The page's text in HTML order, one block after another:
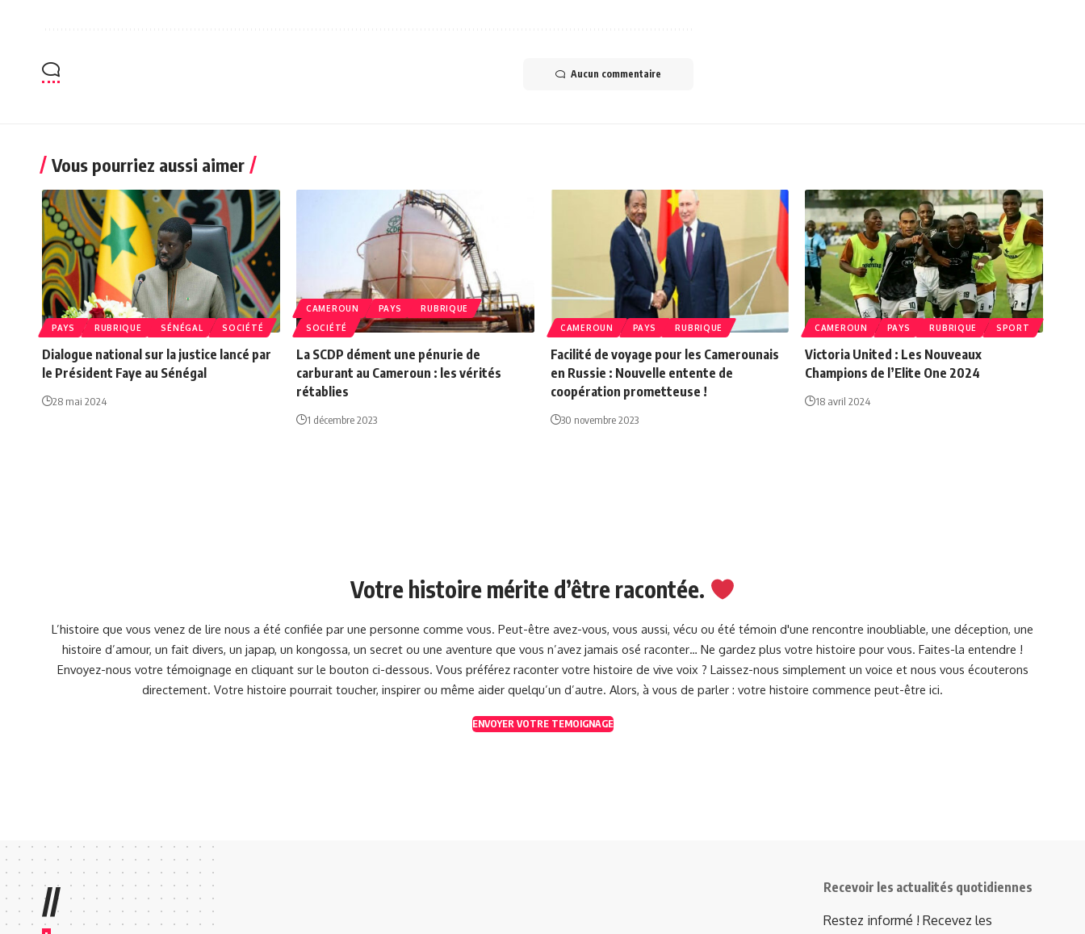
Aucun commentaire
Vous pourriez aussi aimer
PAYS RUBRIQUE SÉNÉGAL SOCIÉTÉ
Dialogue national sur la justice lancé par
le Président Faye au Sénégal
28 mai 2024
CAMEROUN PAYS
RUBRIQUE
SOCIÉTÉ
La SCDP dément une pénurie de
carburant au Cameroun : les vérités
rétablies
1 décembre 2023
CAMEROUN PAYS RUBRIQUE
Facilité de voyage pour les Camerounais
en Russie : Nouvelle entente de
coopération prometteuse !
30 novembre 2023
CAMEROUN PAYS RUBRIQUE SPORT
Victoria United : Les Nouveaux
Champions de l’Elite One 2024
18 avril 2024
Votre histoire mérite d’être racontée.
L’histoire que vous venez de lire nous a été confiée par une personne comme vous. Peut-être avez-vous, vous aussi, vécu ou été témoin d'une rencontre inoubliable, une déception, une
histoire d’amour, un fait divers, un japap, un kongossa, un secret ou une aventure que vous n’avez jamais osé raconter… Ne gardez plus votre histoire pour vous. Faites-la entendre !
Envoyez-nous votre témoignage en cliquant sur le bouton ci-dessous. Vous préférez raconter votre histoire de vive voix ? Laissez-nous simplement un voice et nous vous écouterons
directement. Votre histoire pourrait toucher, inspirer ou même aider quelqu’un d’autre. Alors, à vous de parler : votre histoire commence peut-être ici.
ENVOYER VOTRE TEMOIGNAGE
// Recevoir les actualités quotidiennes
Restez informé ! Recevez les